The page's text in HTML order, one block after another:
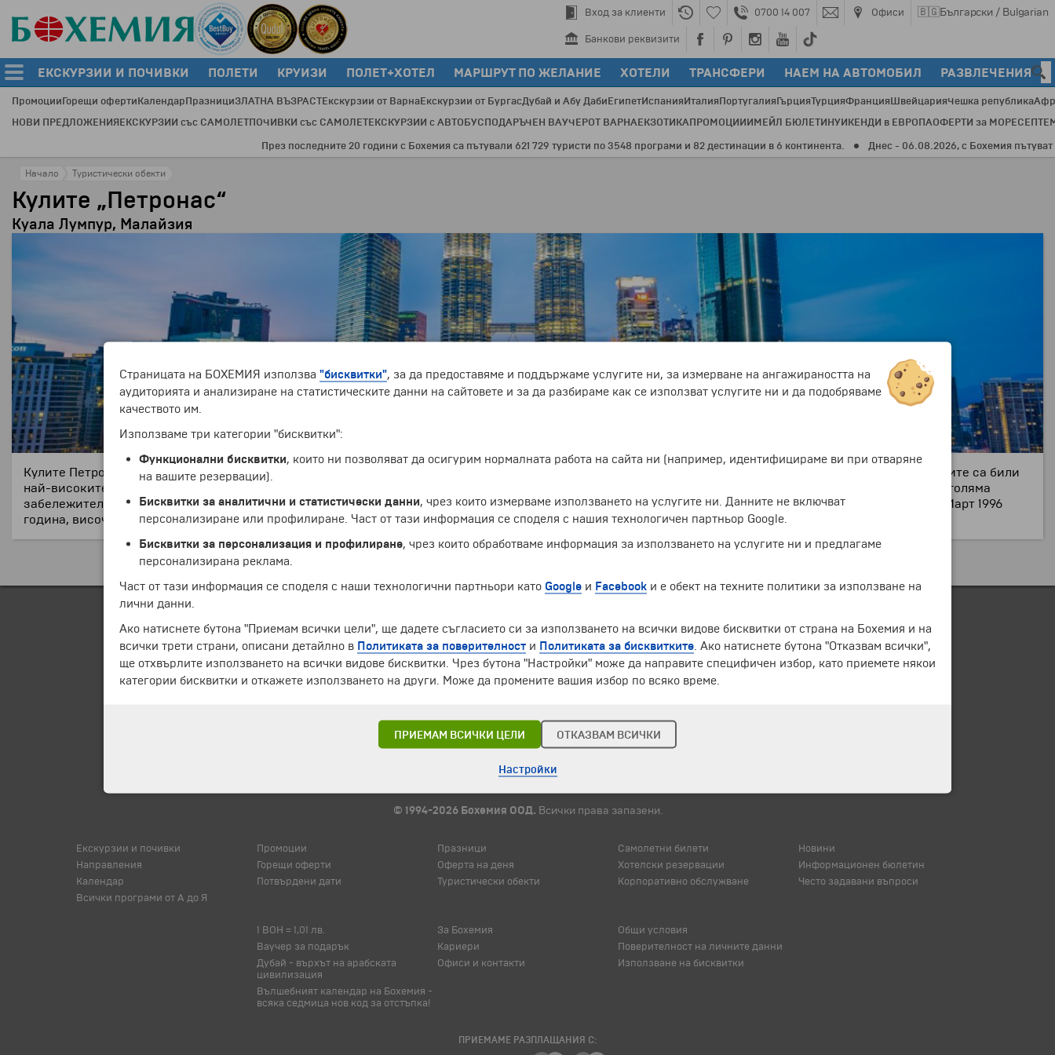
Вход за клиенти 0700 14 007 Офиси 🇧🇬Български / Bulgarian
Банкови реквизити
ЕКСКУРЗИИ И ПОЧИВКИ ПОЛЕТИ КРУИЗИ ПОЛЕТ+ХОТЕЛ МАРШРУТ ПО ЖЕЛАНИЕ ХОТЕЛИ ТРАНСФЕРИ НАЕМ НА АВТОМОБИЛ РАЗВЛЕЧЕНИЯ
ПромоцииГорещи офертиКалендарПразнициЗЛАТНА ВЪЗРАСТЕкскурзии от ВарнаЕкскурзии от БургасДубай и Абу ДабиЕгипетИспанияИталияПортугалияГърцияТурцияФранцияШвейцарияЧешка република
НОВИ ПРЕДЛОЖЕНИЯЕКСКУРЗИИ със САМОЛЕТПОЧИВКИ със САМОЛЕТЕКСКУРЗИИ с АВТОБУСПОДАРЪЧЕН ВАУЧЕРОТ ВАРНАЕКЗОТИКАПРОМОЦИИИМЕЙЛ БЮЛЕТИНУИКЕНДИ в ЕВРОПАОФЕРТИ за МОРЕ
През последните 20 години с Бохемия са пътували 621 729 туристи по 3548 програми и 82 дестинации в 6 континента.
Днес - 06.08.2026, с Бохемия пътуват 476
Начало Туристически обекти
Кулите „Петронас“
Куала Лумпур, Малайзия
Кулите Петронас се намират в Куала Лумпур, Малайзия. Петронас са небостъргачи близнаци,затова някои ги наричат кулите близнаци – Петронас. Кулите са били
най-високите сгради в света от 1998 до 2004 година, и остават най-високите кули близнаци в света. Петронас стават символ на Куала Лумпур както и голяма
забележителност заедно с близката до тях кула „Куала Лумпур“. Построяването отнема три години; започва на 1 Март 1993 година и са завършени на 1 Март 1996
година, височината на кулите е 451.9 метра.
ЧЛЕН НА
© 1994-2026 Бохемия ООД. Всички права запазени.
Екскурзии и почивки
Направления
Календар
Всички програми от А до Я
Промоции
Горещи оферти
Потвърдени дати
Празници
Оферта на деня
Туристически обекти
Самолетни билети
Хотелски резервации
Корпоративно обслужване
Новини
Информационен бюлетин
Често задавани въпроси
1 BOH = 1,01 лв.
Ваучер за подарък
Дубай - върхът на арабската
цивилизация
Вълшебният календар на Бохемия -
всяка седмица нов код за отстъпка!
За Бохемия
Кариери
Офиси и контакти
Общи условия
Поверителност на личните данни
Използване на бисквитки
ПРИЕМАМЕ РАЗПЛАЩАНИЯ С:
Страницата на БОХЕМИЯ използва "бисквитки", за да предоставяме и поддържаме услугите ни, за измерване на ангажираността на
аудиторията и анализиране на статистическите данни на сайтовете и за да разбираме как се използват услугите ни и да подобряваме
качеството им.
Използваме три категории "бисквитки":
Функционални бисквитки, които ни позволяват да осигурим нормалната работа на сайта ни (например, идентифицираме ви при отваряне
на вашите резервации).
Бисквитки за аналитични и статистически данни, чрез които измерваме използването на услугите ни. Данните не включват
персонализиране или профилиране. Част от тази информация се споделя с нашия технологичен партньор Google.
Бисквитки за персонализация и профилиране, чрез които обработваме информация за използването на услугите ни и предлагаме
персонализирана реклама.
Част от тази информация се споделя с наши технологични партньори като Google и Facebook и е обект на техните политики за използване на
лични данни.
Ако натиснете бутона "Приемам всички цели", ще дадете съгласието си за използването на всички видове бисквитки от страна на Бохемия и на
всички трети страни, описани детайлно в Политиката за поверителност и Политиката за бисквитките . Ако натиснете бутона "Отказвам всички",
ще отхвърлите използването на всички видове бисквитки. Чрез бутона "Настройки" може да направите специфичен избор, като приемете някои
категории бисквитки и откажете използването на други. Може да промените вашия избор по всяко време.
ПРИЕМАМ ВСИЧКИ ЦЕЛИ ОТКАЗВАМ ВСИЧКИ
Настройки